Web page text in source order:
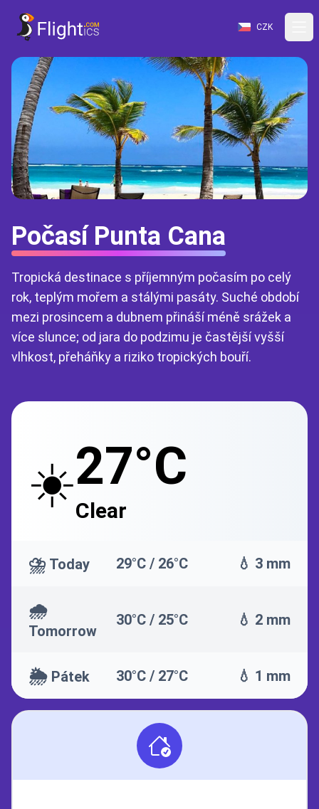
CZK
Počasí Punta Cana
Tropická destinace s příjemným počasím po celý
rok, teplým mořem a stálými pasáty. Suché období
mezi prosincem a dubnem přináší méně srážek a
více slunce; od jara do podzimu je častější vyšší
vlhkost, přeháňky a riziko tropických bouří.
☀️27°C
Clear
⛈️ Today 29°C / 26°C 💧 3 mm
🌧️
Tomorrow
30°C / 25°C 💧 2 mm
🌦️ Pátek 30°C / 27°C 💧 1 mm